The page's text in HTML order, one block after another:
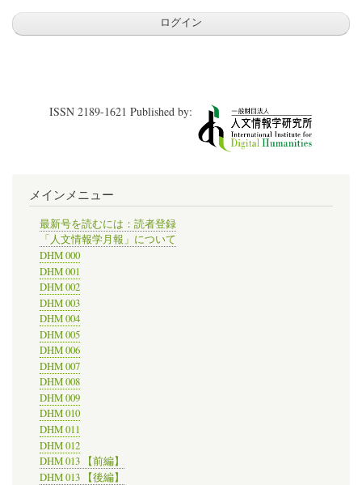
ISSN 2189-1621 Published by:
メインメニュー
最新号を読むには：読者登録
「人文情報学月報」について
DHM 000
DHM 001
DHM 002
DHM 003
DHM 004
DHM 005
DHM 006
DHM 007
DHM 008
DHM 009
DHM 010
DHM 011
DHM 012
DHM 013 【前編】
DHM 013 【後編】